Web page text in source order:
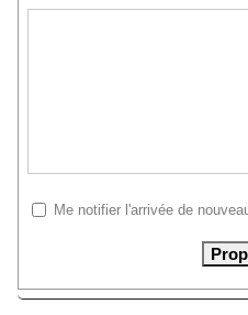
Me notifier l'arrivée de